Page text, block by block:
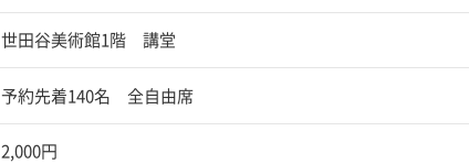
世田谷美術館1階 講堂
予約先着140名 全自由席
2,000円